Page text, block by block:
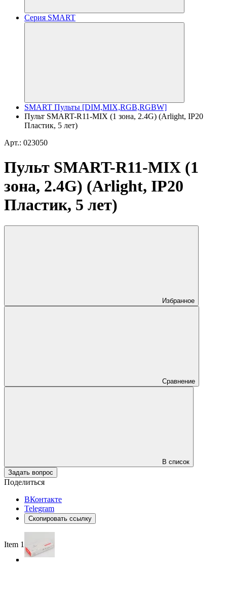
Серия SMART
SMART Пульты [DIM,MIX,RGB,RGBW]
Пульт SMART-R11-MIX (1 зона, 2.4G) (Arlight, IP20
Пластик, 5 лет)
Арт.: 023050
Пульт SMART-R11-MIX (1
зона, 2.4G) (Arlight, IP20
Пластик, 5 лет)
Избранное
Сравнение
В список
Задать вопрос
Поделиться
ВКонтакте
Telegram
Скопировать ссылку
Item 1 of 3